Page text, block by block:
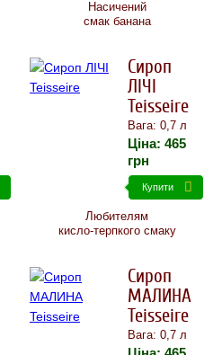
Насичений
смак банана
Сироп
ЛІЧІ
Teisseire
Вага: 0,7 л
Ціна: 465
грн
Купити
Любителям
кисло-терпкого смаку
Сироп
МАЛИНА
Teisseire
Вага: 0,7 л